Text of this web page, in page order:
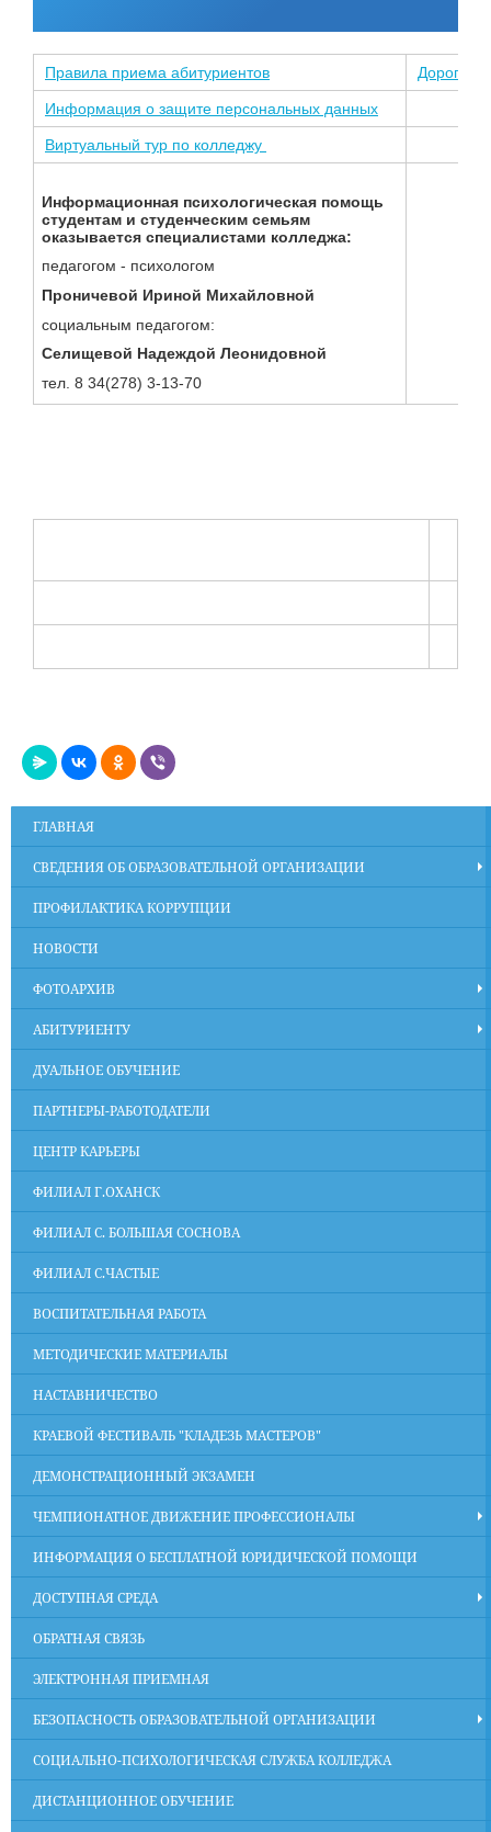
Правила приема абитуриентов Дорога
Информация о защите персональных данных
Виртуальный тур по колледжу
Информационная психологическая помощь
студентам и студенческим семьям
оказывается специалистами колледжа:
педагогом - психологом
Проничевой Ириной Михайловной
социальным педагогом:
Селищевой Надеждой Леонидовной
тел. 8 34(278) 3-13-70
ГЛАВНАЯ
СВЕДЕНИЯ ОБ ОБРАЗОВАТЕЛЬНОЙ ОРГАНИЗАЦИИ
ПРОФИЛАКТИКА КОРРУПЦИИ
НОВОСТИ
ФОТОАРХИВ
АБИТУРИЕНТУ
ДУАЛЬНОЕ ОБУЧЕНИЕ
ПАРТНЕРЫ-РАБОТОДАТЕЛИ
ЦЕНТР КАРЬЕРЫ
ФИЛИАЛ Г.ОХАНСК
ФИЛИАЛ С. БОЛЬШАЯ СОСНОВА
ФИЛИАЛ С.ЧАСТЫЕ
ВОСПИТАТЕЛЬНАЯ РАБОТА
МЕТОДИЧЕСКИЕ МАТЕРИАЛЫ
НАСТАВНИЧЕСТВО
КРАЕВОЙ ФЕСТИВАЛЬ "КЛАДЕЗЬ МАСТЕРОВ"
ДЕМОНСТРАЦИОННЫЙ ЭКЗАМЕН
ЧЕМПИОНАТНОЕ ДВИЖЕНИЕ ПРОФЕССИОНАЛЫ
ИНФОРМАЦИЯ О БЕСПЛАТНОЙ ЮРИДИЧЕСКОЙ ПОМОЩИ
ДОСТУПНАЯ СРЕДА
ОБРАТНАЯ СВЯЗЬ
ЭЛЕКТРОННАЯ ПРИЕМНАЯ
БЕЗОПАСНОСТЬ ОБРАЗОВАТЕЛЬНОЙ ОРГАНИЗАЦИИ
СОЦИАЛЬНО-ПСИХОЛОГИЧЕСКАЯ СЛУЖБА КОЛЛЕДЖА
ДИСТАНЦИОННОЕ ОБУЧЕНИЕ